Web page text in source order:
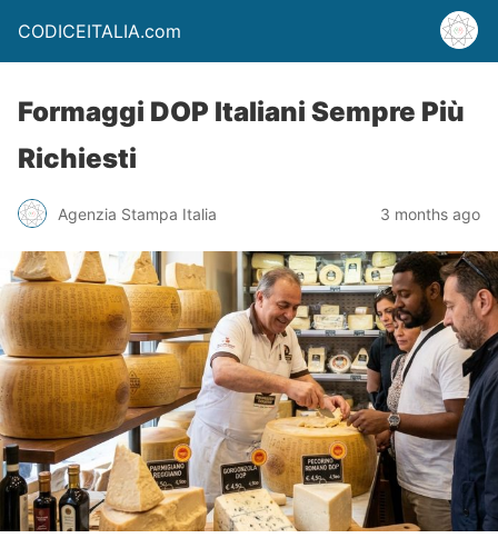
CODICEITALIA.com
Formaggi DOP Italiani Sempre Più
Richiesti
Agenzia Stampa Italia 3 months ago